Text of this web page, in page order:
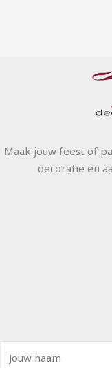
Maak jouw feest of
decoratie en